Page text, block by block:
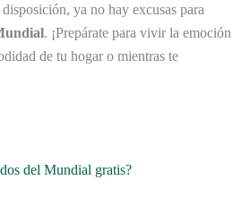
ya no hay excusas para
. ¡Prepárate para vivir la emoción
de tu hogar o mientras te
del Mundial gratis?